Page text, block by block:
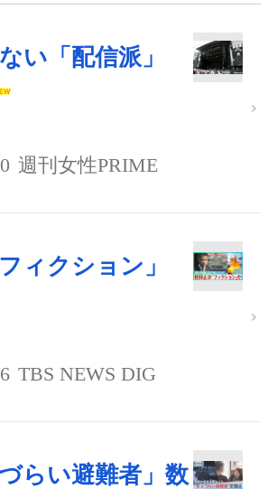
い「配信派」
週刊女性PRIME
ィクション」
TBS NEWS DIG
らい避難者」数